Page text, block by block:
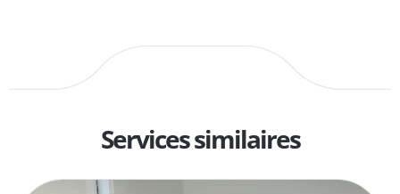
Services similaires